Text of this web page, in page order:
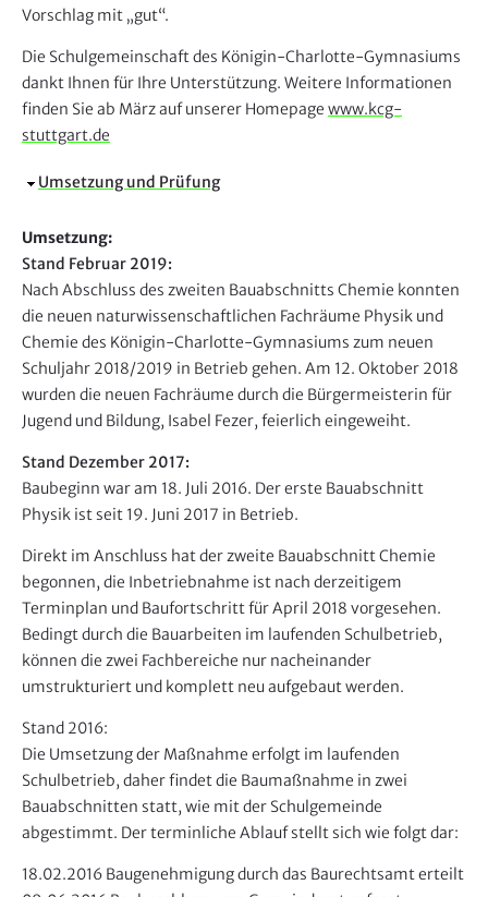
Vorschlag mit „gut“.
Die Schulgemeinschaft des Königin-Charlotte-Gymnasiums
dankt Ihnen für Ihre Unterstützung. Weitere Informationen
finden Sie ab März auf unserer Homepage www.kcg-
stuttgart.de
A
s
b
l
e
n
d
e
n
Umsetzung und Prüfung
Umsetzung:
Stand Februar 2019:
Nach Abschluss des zweiten Bauabschnitts Chemie konnten
die neuen naturwissenschaftlichen Fachräume Physik und
Chemie des Königin-Charlotte-Gymnasiums zum neuen
Schuljahr 2018/2019 in Betrieb gehen. Am 12. Oktober 2018
wurden die neuen Fachräume durch die Bürgermeisterin für
Jugend und Bildung, Isabel Fezer, feierlich eingeweiht.
Stand Dezember 2017:
Baubeginn war am 18. Juli 2016. Der erste Bauabschnitt
Physik ist seit 19. Juni 2017 in Betrieb.
Direkt im Anschluss hat der zweite Bauabschnitt Chemie
begonnen, die Inbetriebnahme ist nach derzeitigem
Terminplan und Baufortschritt für April 2018 vorgesehen.
Bedingt durch die Bauarbeiten im laufenden Schulbetrieb,
können die zwei Fachbereiche nur nacheinander
umstrukturiert und komplett neu aufgebaut werden.
Stand 2016:
Die Umsetzung der Maßnahme erfolgt im laufenden
Schulbetrieb, daher findet die Baumaßnahme in zwei
Bauabschnitten statt, wie mit der Schulgemeinde
abgestimmt. Der terminliche Ablauf stellt sich wie folgt dar:
18.02.2016 Baugenehmigung durch das Baurechtsamt erteilt